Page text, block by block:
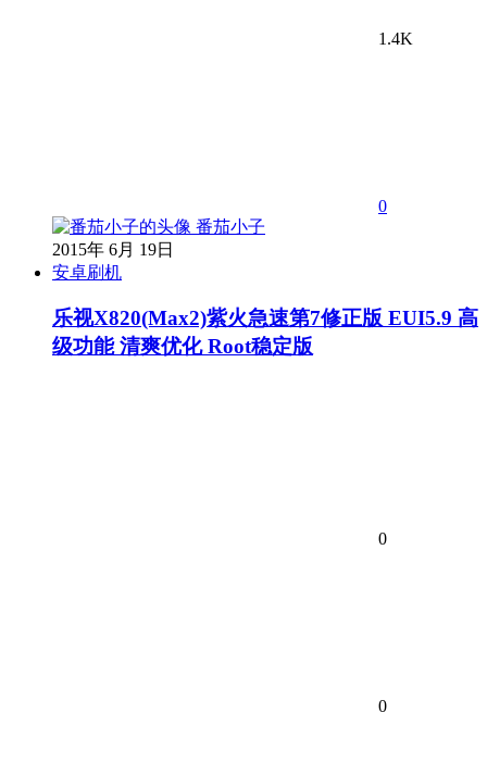
1.4K
0
番茄小子
2015年 6月 19日
安卓刷机
乐视X820(Max2)紫火急速第7修正版 EUI5.9 高
级功能 清爽优化 Root稳定版
0
0